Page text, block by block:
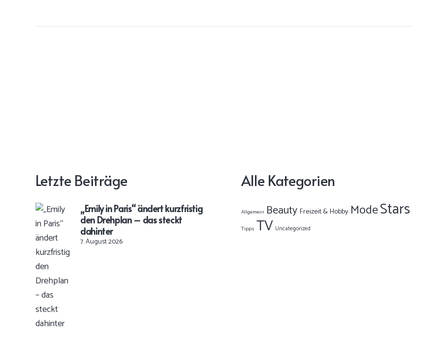
Letzte Beiträge
„Emily in Paris“ ändert kurzfristig
den Drehplan – das steckt
dahinter
7. August 2026
Alle Kategorien
Allgemein Beauty Freizeit & Hobby ModeStars
Tipps TV Uncategorized